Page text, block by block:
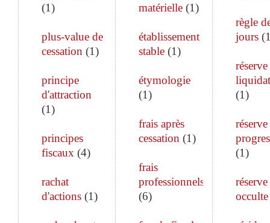
(1)
plus-value de
cessation (1)
principe
d'attraction
(1)
principes
fiscaux (4)
rachat
d'actions (1)
matérielle(1)
établissement
stable(1)
étymologie
(1)
frais après
cessation (1)
frais
professionnels
(6)
règle
jours(
(1)
(1)
réserve
occulte